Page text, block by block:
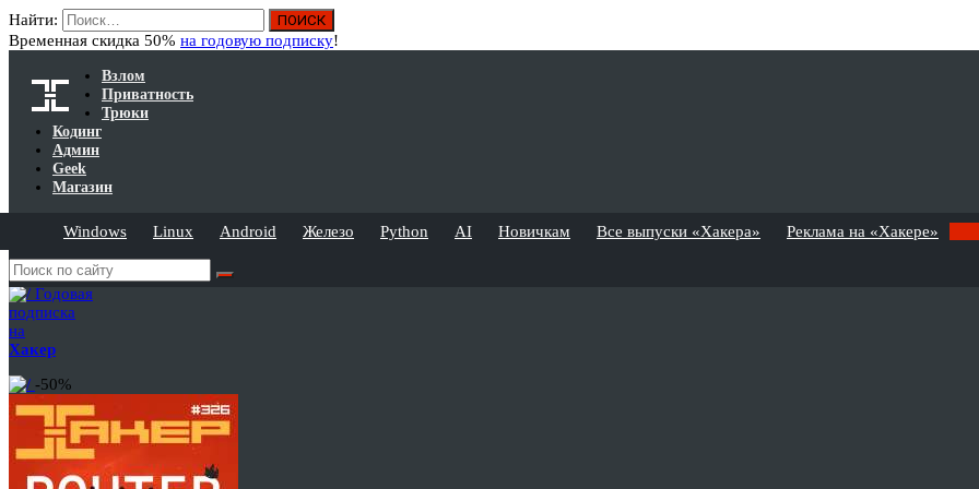
Найти:
Временная скидка 50% на годовую подписку!
Взлом
Приватность
Трюки
Кодинг
Админ
Geek
Магазин
Windows Linux Android Железо Python AI Новичкам Все выпуски «Хакера» Реклама на «Хакере»
Годовая
подписка
на
Хакер
-50%